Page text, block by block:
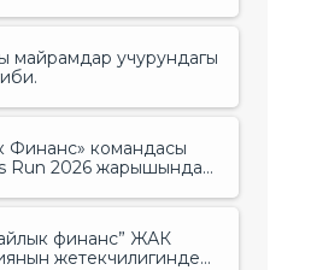
майрамдар учурундагы
Финанс» командасы
Run 2026 жарышында
арасында биринчи
финанс” ЖАК
жетекчилигинде